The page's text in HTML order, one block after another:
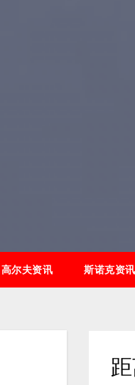
高尔夫资讯 斯诺克资讯